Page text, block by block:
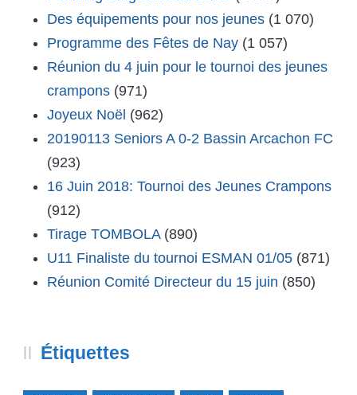
Des équipements pour nos jeunes (1 070)
Programme des Fêtes de Nay (1 057)
Réunion du 4 juin pour le tournoi des jeunes
crampons (971)
Joyeux Noël (962)
20190113 Seniors A 0-2 Bassin Arcachon FC
(923)
16 Juin 2018: Tournoi des Jeunes Crampons
(912)
Tirage TOMBOLA (890)
U11 Finaliste du tournoi ESMAN 01/05 (871)
Réunion Comité Directeur du 15 juin (850)
Étiquettes